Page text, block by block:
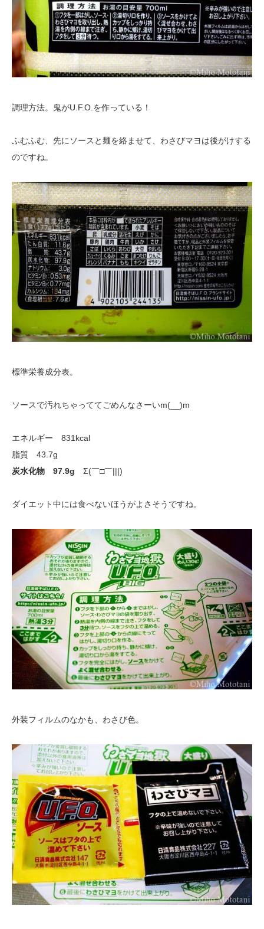
調理方法。鬼がU.F.O.を作っている！
ふむふむ、先にソースと麺を絡ませて、わさびマヨは後がけする
のですね。
標準栄養成分表。
ソースで汚れちゃっててごめんなさーいm(__)m
エネルギー 831kcal
脂質 43.7g
炭水化物 97.9g Σ(￣□￣|||)
ダイエット中には食べないほうがよさそうですね。
外装フィルムのなかも、わさび色。